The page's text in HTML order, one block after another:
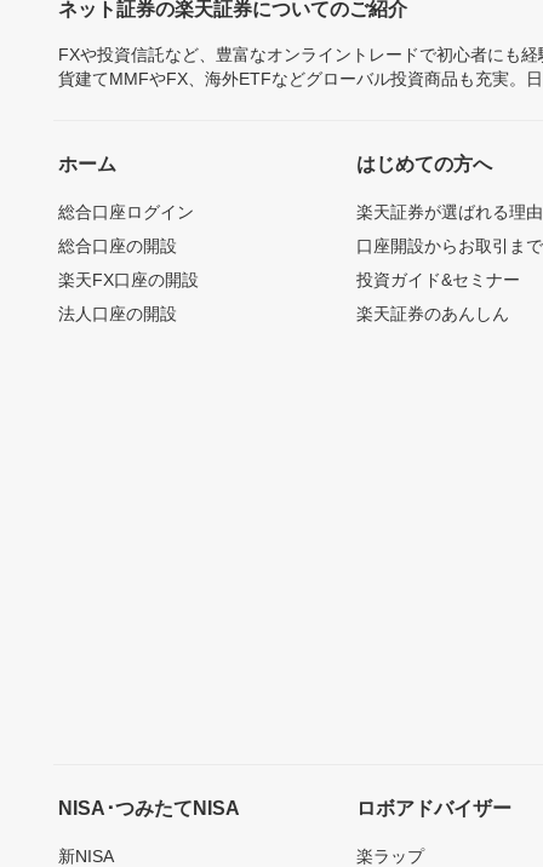
ネット証券の楽天証券についてのご紹介
FXや投資信託など、豊富なオンライントレードで初心者にも
貨建てMMFやFX、海外ETFなどグローバル投資商品も充実。
ホーム
総合口座ログイン
総合口座の開設
楽天FX口座の開設
法人口座の開設
はじめての方へ
楽天証券が選ばれる理由
口座開設からお取引ま
投資ガイド&セミナー
楽天証券のあんしん
NISA･つみたてNISA
新NISA
ロボアドバイザー
楽ラップ